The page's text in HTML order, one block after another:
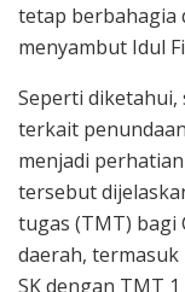
tetap berbahagia
menyambut Idul
Seperti diketahui,
terkait
menjadi
tersebut
tugas (TMT) bagi
daerah,
SK dengan TMT